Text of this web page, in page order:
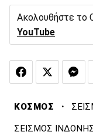
Ακολουθήστε το
YouTube
ΚΟΣΜΟΣ ·
ΣΕΙΣΜΟΣ